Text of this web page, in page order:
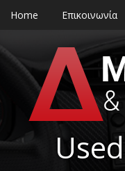
Home Επικοινωνία
Used